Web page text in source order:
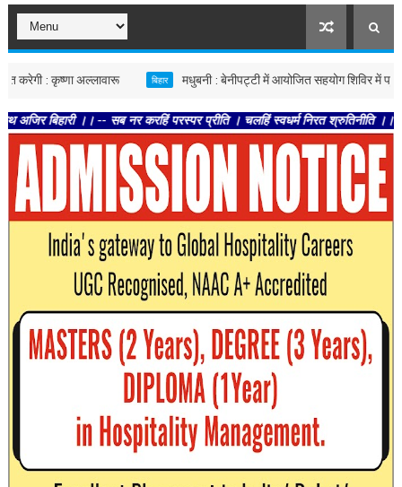
कृष्णा अल्लावारू बिहार मधुबनी : बेनीपट्टी में आयोजित सहयोग शिविर में पहुंचे उप
।। -- सब नर करहिं परस्पर प्रीति । चलहिं स्वधर्म निरत श्रुतिनीति ।। --